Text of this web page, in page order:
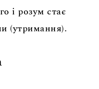
і розум стає
(утримання).